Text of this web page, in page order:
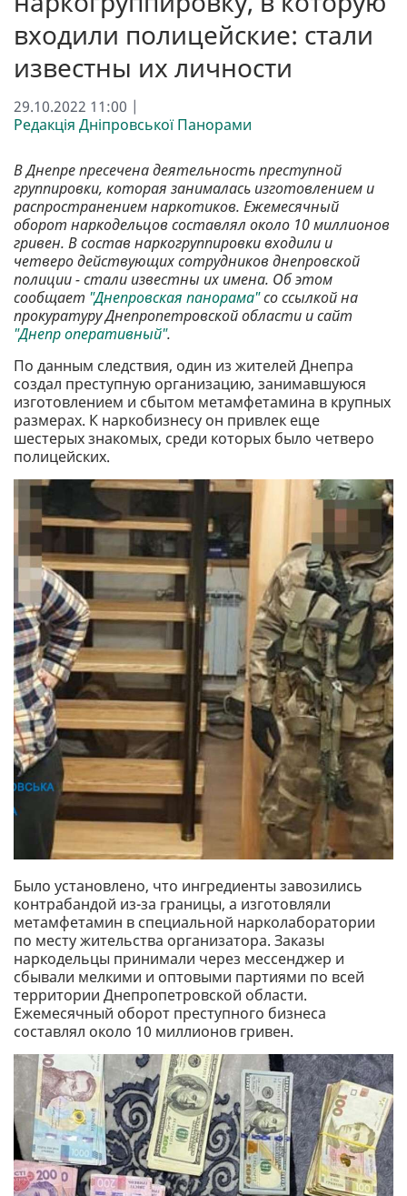
входили полицейские: стали
известны их личности
29.10.2022 11:00 |
Редакція Дніпровської Панорами
В Днепре пресечена деятельность преступной
группировки, которая занималась изготовлением и
распространением наркотиков. Ежемесячный
оборот наркодельцов составлял около 10 миллионов
гривен. В состав наркогруппировки входили и
четверо действующих сотрудников днепровской
полиции - стали известны их имена. Об этом
сообщает "Днепровская панорама"со ссылкой на
прокуратуру Днепропетровской области и сайт
"Днепр оперативный".
По данным следствия, один из жителей Днепра
создал преступную организацию, занимавшуюся
изготовлением и сбытом метамфетамина в крупных
размерах. К наркобизнесу он привлек еще
шестерых знакомых, среди которых было четверо
полицейских.
Было установлено, что ингредиенты завозились
контрабандой из-за границы, а изготовляли
метамфетамин в специальной нарколаборатории
по месту жительства организатора. Заказы
наркодельцы принимали через мессенджер и
сбывали мелкими и оптовыми партиями по всей
территории Днепропетровской области.
Ежемесячный оборот преступного бизнеса
составлял около 10 миллионов гривен.